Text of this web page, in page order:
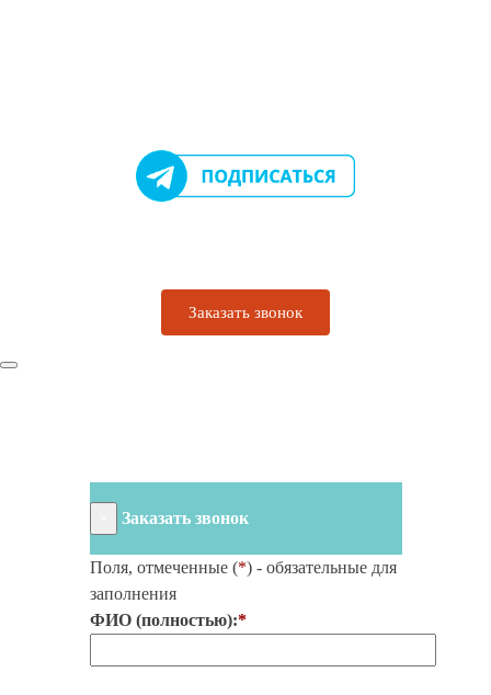
Заказать звонок
Заказать звонок
Поля, отмеченные (*) - обязательные для
заполнения
ФИО (полностью):*